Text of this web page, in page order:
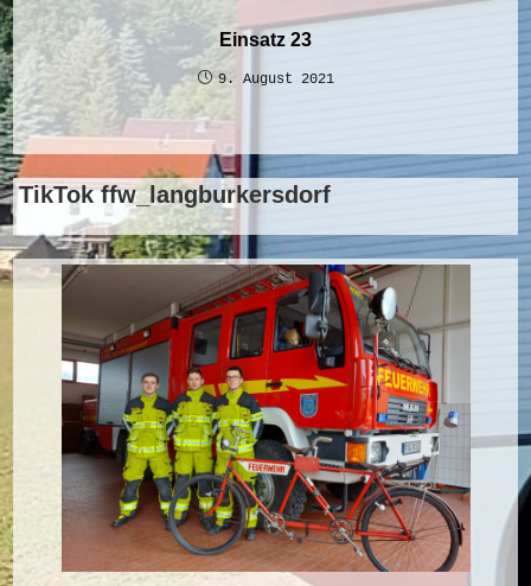
Einsatz 23
9. August 2021
TikTok ffw_langburkersdorf